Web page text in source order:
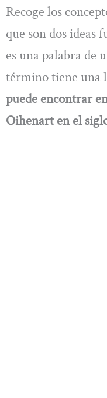
Recoge los
que son dos ideas
es una palabra de
término tiene una
puede encontrar
Oihenart en el